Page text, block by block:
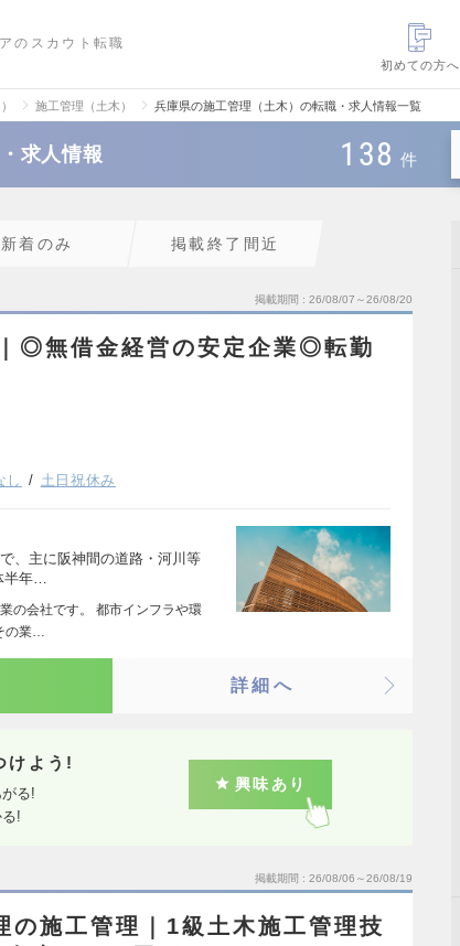
のスカウト転職
初めての方へ
施工管理（土木） 兵庫県の施工管理（土木）の転職・求人情報一覧
求人情報 138 件
新着のみ 掲載終了間近
掲載期間 26/08/07～26/08/20
◎無借金経営の安定企業◎転勤
し 土日祝休み
、主に阪神間の道路・河川等
年…
の会社です。 都市インフラや環
の業…
詳細へ
けよう!
る!
!
興味あり
掲載期間 26/08/06～26/08/19
の施工管理｜1級土木施工管理技